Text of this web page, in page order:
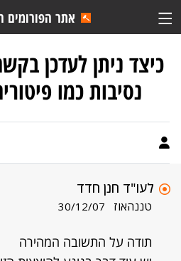
אתר הפורומים
כיצד ניתן לעדכן
נסיבות כמו
לעו"ד חנן חדד
טננהאוז 30/12/07
תודה על התשובה המהירה